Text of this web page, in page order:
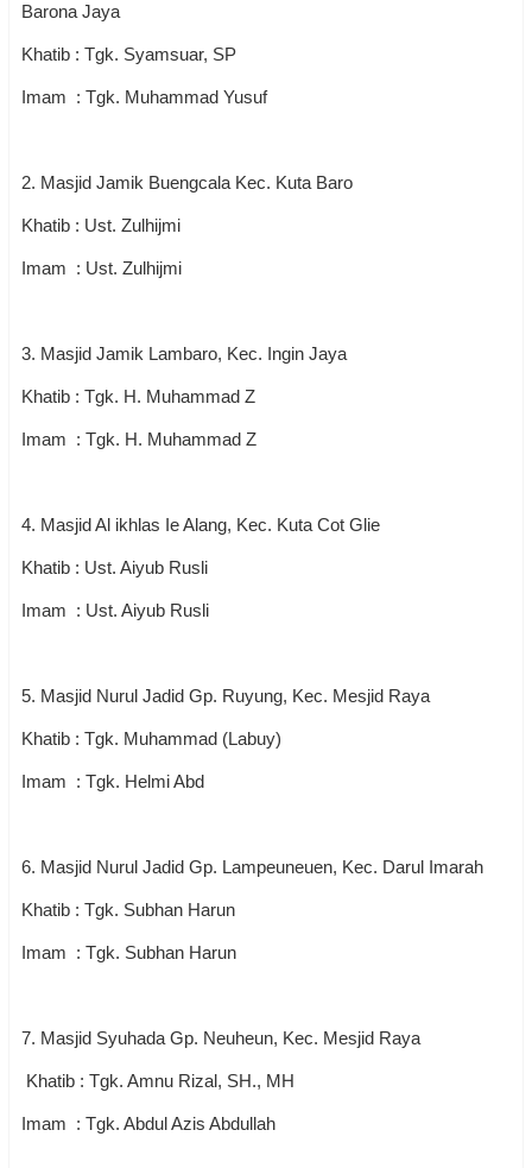
Barona Jaya
Khatib : Tgk. Syamsuar, SP
Imam : Tgk. Muhammad Yusuf
2. Masjid Jamik Buengcala Kec. Kuta Baro
Khatib : Ust. Zulhijmi
Imam : Ust. Zulhijmi
3. Masjid Jamik Lambaro, Kec. Ingin Jaya
Khatib : Tgk. H. Muhammad Z
Imam : Tgk. H. Muhammad Z
4. Masjid Al ikhlas Ie Alang, Kec. Kuta Cot Glie
Khatib : Ust. Aiyub Rusli
Imam : Ust. Aiyub Rusli
5. Masjid Nurul Jadid Gp. Ruyung, Kec. Mesjid Raya
Khatib : Tgk. Muhammad (Labuy)
Imam : Tgk. Helmi Abd
6. Masjid Nurul Jadid Gp. Lampeuneuen, Kec. Darul Imarah
Khatib : Tgk. Subhan Harun
Imam : Tgk. Subhan Harun
7. Masjid Syuhada Gp. Neuheun, Kec. Mesjid Raya
Khatib : Tgk. Amnu Rizal, SH., MH
Imam : Tgk. Abdul Azis Abdullah